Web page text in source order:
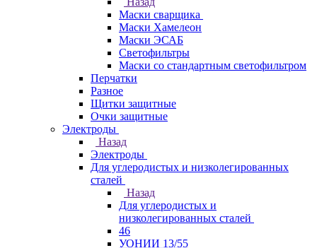
Маски сварщика
Маски Хамелеон
Маски ЭСАБ
Светофильтры
Маски со стандартным светофильтром
Перчатки
Разное
Щитки защитные
Очки защитные
Электроды
Назад
Электроды
Для углеродистых и низколегированных
сталей
Назад
Для углеродистых и
низколегированных сталей
46
УОНИИ 13/55